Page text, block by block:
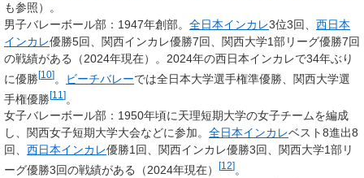
も参照）。
男子バレーボール部：1947年創部。 全日本インカレ3位3回、 西日本
インカレ優勝5回、関西インカレ優勝7回、関西大学1部リーグ優勝7回
の戦績がある（2024年現在）。2024年の西日本インカレで34年ぶり
に優勝[10] 。 ビーチバレーでは全日本大学選手権準優勝、関西大学選
手権優勝[11 ]。
女子バレーボール部：1950年頃に天理短期大学の女子チームを編成
し、関西女子短期大学大会などに参加。 全日本インカレベスト8進出8
回、 西日本インカレ優勝1回、関西インカレ優勝3回、関西大学1部リ
ーグ優勝3回の戦績がある（2024年現在）
[12] 。